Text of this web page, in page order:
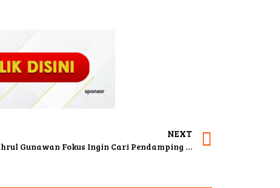
NEXT
Jadi Wakil Bupati Bandung, Sahrul Gunawan Fokus Ingin Cari Pendamping Hidup